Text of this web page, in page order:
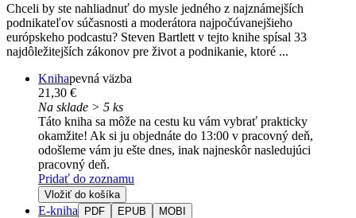
Chceli by ste nahliadnuť do mysle jedného z najznámejších
podnikateľov súčasnosti a moderátora najpočúvanejšieho
európskeho podcastu? Steven Bartlett v tejto knihe spísal 33
najdôležitejších zákonov pre život a podnikanie, ktoré ...
Knihapevná väzba
21,30 €
Na sklade > 5 ks
Táto kniha sa môže na cestu ku vám vybrať prakticky
okamžite! Ak si ju objednáte do 13:00 v pracovný deň,
odošleme vám ju ešte dnes, inak najneskôr nasledujúci
pracovný deň.
Pridať do zoznamu
Vložiť do košíka
E-kniha PDF EPUB MOBI